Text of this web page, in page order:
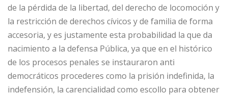
de la pérdida de la libertad, del derecho de locomoción y
la restricción de derechos cívicos y de familia de forma
accesoria, y es justamente esta probabilidad la que da
nacimiento a la defensa Pública, ya que en el histórico
de los procesos penales se instauraron anti
democráticos procederes como la prisión indefinida, la
indefensión, la carencialidad como escollo para obtener